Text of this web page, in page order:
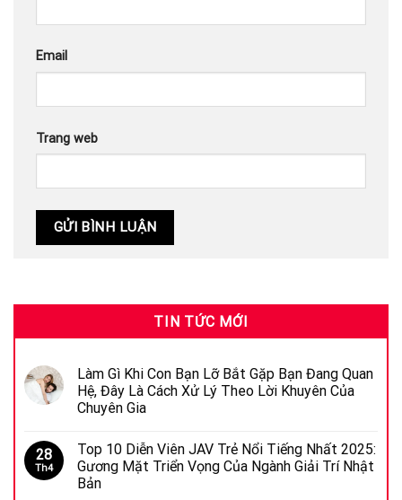
Email
Trang web
TIN TỨC MỚI
Làm Gì Khi Con Bạn Lỡ Bắt Gặp Bạn Đang Quan
Hệ, Đây Là Cách Xử Lý Theo Lời Khuyên Của
Chuyên Gia
28
Th4
Top 10 Diễn Viên JAV Trẻ Nổi Tiếng Nhất 2025:
Gương Mặt Triển Vọng Của Ngành Giải Trí Nhật
Bản